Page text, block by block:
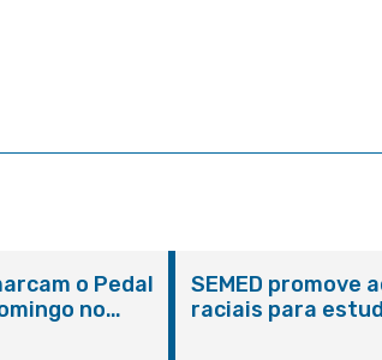
o Pedal
no
SEMED promove
raciais para